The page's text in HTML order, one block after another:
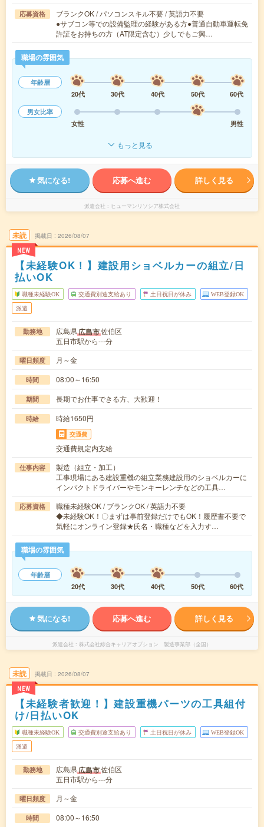
応募資格
ブランクOK / パソコンスキル不要 / 英語力不要
●サブコン等での設備監理の経験がある方●普通自動車運転免
許証をお持ちの方（AT限定含む）少しでもご興…
職場の雰囲気
年齢層
20代
30代 40代 50代
60代
男女比率
女性
男性
もっと見る
気になる! 応募へ進む 詳しく見る
派遣会社 ヒューマンリソシア株式会社
未読
NEW
掲載日 2026/08/07
【未経験OK！】建設用ショベルカーの組立/日
払いOK
職種未経験OK 交通費別途支給あり 土日祝日が休み WEB登録OK
派遣
勤務地 広島県広島市佐伯区
五日市駅から---分
曜日頻度 月～金
時間 08:00～16:50
期間 長期でお仕事できる方、大歓迎！
時給 時給1650円
交通費
交通費規定内支給
仕事内容
製造（組立・加工）
工事現場にある建設重機の組立業務建設用のショベルカーに
インパクトドライバーやモンキーレンチなどの工具…
応募資格
職種未経験OK / ブランクOK / 英語力不要
◆未経験OK！〇まずは事前登録だけでもOK！履歴書不要で
気軽にオンライン登録★氏名・職種などを入力す…
職場の雰囲気
年齢層
20代
30代 40代 50代 60代
気になる! 応募へ進む 詳しく見る
派遣会社 株式会社綜合キャリアオプション 製造事業部（全国）
未読
NEW
掲載日 2026/08/07
【未経験者歓迎！】建設重機パーツの工具組付
け/日払いOK
職種未経験OK 交通費別途支給あり 土日祝日が休み WEB登録OK
派遣
勤務地 広島県広島市佐伯区
五日市駅から---分
曜日頻度 月～金
時間 08:00～16:50